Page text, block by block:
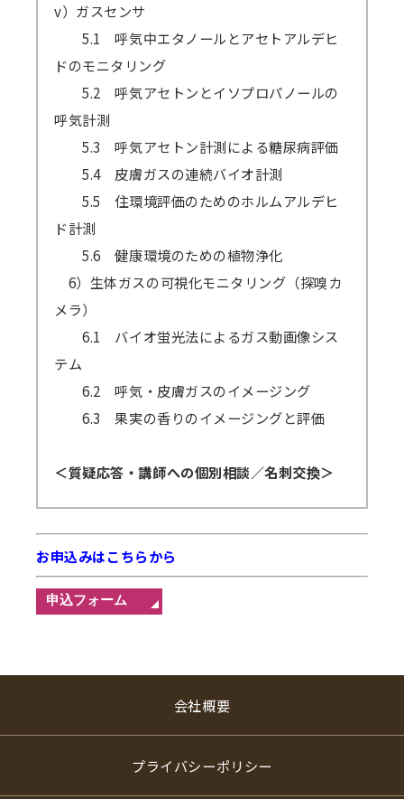
v）ガスセンサ
5.1 呼気中エタノールとアセトアルデヒ
ドのモニタリング
5.2 呼気アセトンとイソプロパノールの
呼気計測
5.3 呼気アセトン計測による糖尿病評価
5.4 皮膚ガスの連続バイオ計測
5.5 住環境評価のためのホルムアルデヒ
ド計測
5.6 健康環境のための植物浄化
6）生体ガスの可視化モニタリング（探嗅カ
メラ）
6.1 バイオ蛍光法によるガス動画像シス
テム
6.2 呼気・皮膚ガスのイメージング
6.3 果実の香りのイメージングと評価
＜質疑応答・講師への個別相談／名刺交換＞
お申込みはこちらから
会社概要
プライバシーポリシー